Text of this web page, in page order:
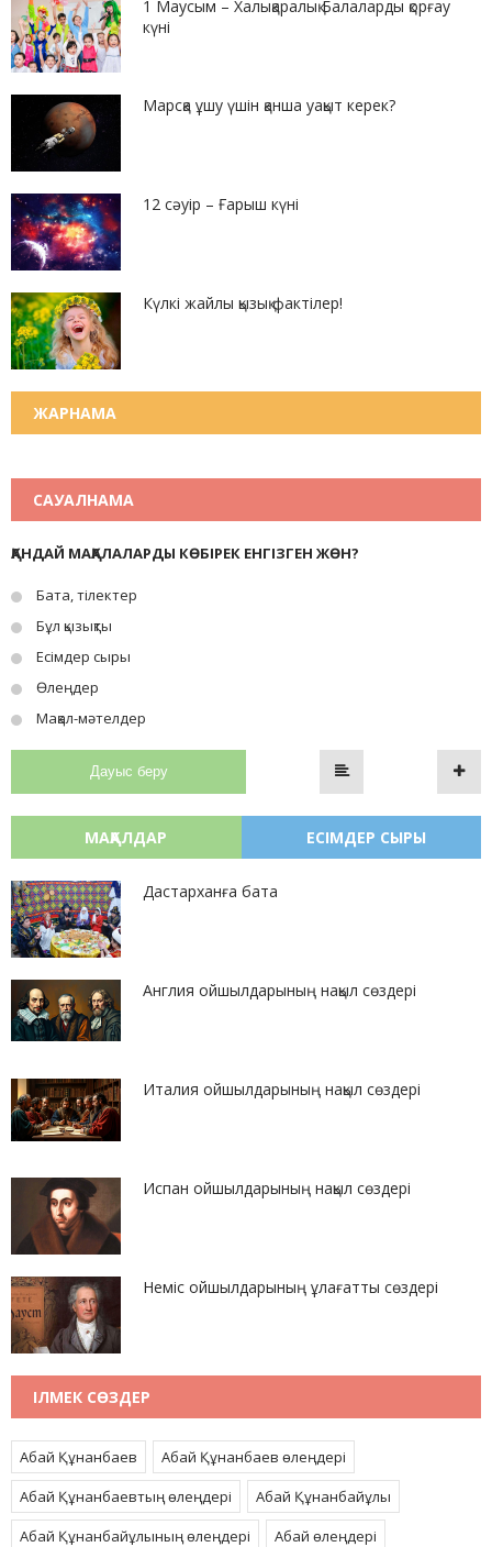
1 Маусым – Халықаралық Балаларды қорғау
күні
Марсқа ұшу үшін қанша уақыт керек?
12 сәуір – Ғарыш күні
Күлкі жайлы қызық фактілер!
ЖАРНАМА
САУАЛНАМА
ҚАНДАЙ МАҚАЛАЛАРДЫ КӨБІРЕК ЕНГІЗГЕН ЖӨН?
Бата, тілектер
Бұл қызықты
Есімдер сыры
Өлеңдер
Мақал-мәтелдер
Дауыс беру
МАҚАЛДАР ЕСІМДЕР СЫРЫ
Дастарханға бата
Англия ойшылдарының нақыл сөздері
Италия ойшылдарының нақыл сөздері
Испан ойшылдарының нақыл сөздері
Неміс ойшылдарының ұлағатты сөздері
ІЛМЕК СӨЗДЕР
Абай Құнанбаев
Абай Құнанбаев өлеңдері
Абай Құнанбаевтың өлеңдері
Абай Құнанбайұлы
Абай Құнанбайұлының өлеңдері
Абай өлеңдері